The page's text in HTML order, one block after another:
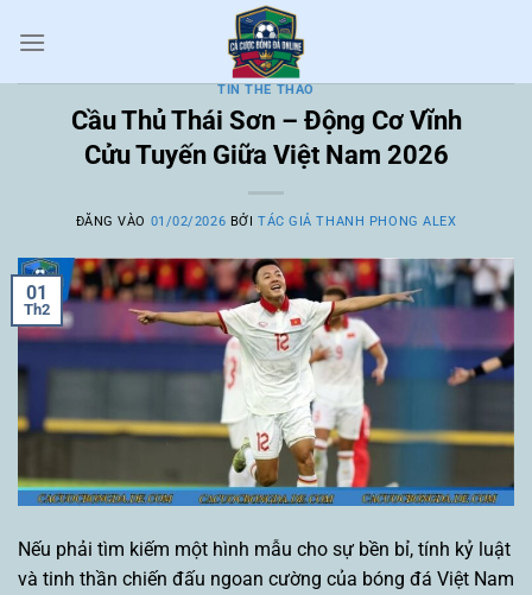
qua
TIN THỂ THAO
Cầu Thủ Thái Sơn – Động Cơ Vĩnh
Cửu Tuyến Giữa Việt Nam 2026
ĐĂNG VÀO 01/02/2026 BỞI TÁC GIẢ THANH PHONG ALEX
01
Th2
Nếu phải tìm kiếm một hình mẫu cho sự bền bỉ, tính kỷ luật
và tinh thần chiến đấu ngoan cường của bóng đá Việt Nam